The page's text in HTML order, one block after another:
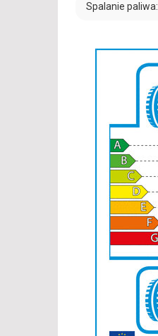
Spalanie paliwa: